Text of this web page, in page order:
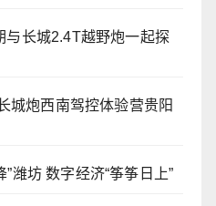
与长城2.4T越野炮一起探
城炮西南驾控体验营贵阳
潍坊 数字经济“筝筝日上”